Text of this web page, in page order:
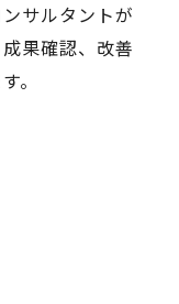
サルタントが
果確認、改善
。